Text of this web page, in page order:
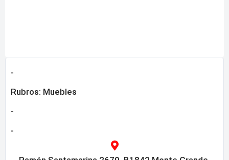
-
Rubros: Muebles
-
-